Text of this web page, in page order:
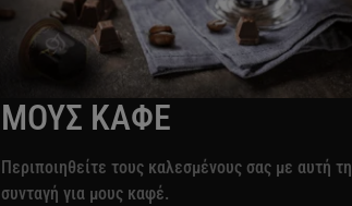
ΜΟΥΣ ΚΑΦΕ
Περιποιηθείτε τους καλεσμένους σας με αυτή τη
συνταγή για μους καφέ.